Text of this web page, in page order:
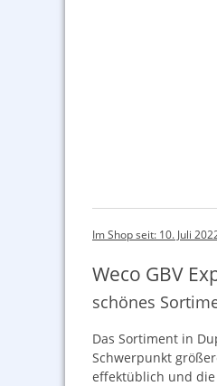
Im Shop seit: 10. Juli
Weco GBV
schönes
Das Sortiment in
Schwerpunkt
effektüblich und die